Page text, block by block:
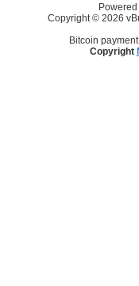
Copyright © 2026
Bitcoin
Copyright